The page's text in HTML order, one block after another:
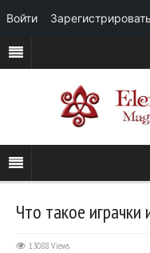
Что такое играчки
13088 Views
Войти